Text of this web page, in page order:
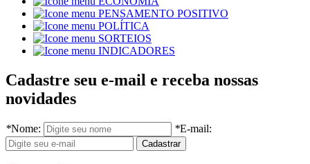
PENSAMENTO POSITIVO
POLÍTICA
SORTEIOS
INDICADORES
Cadastre seu e-mail e receba nossas
novidades
*Nome: *E-mail: